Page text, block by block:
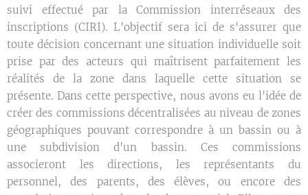
suivi effectué par la Commission interréseaux des
inscriptions (CIRI). L'objectif sera ici de s'assurer que
toute décision concernant une situation individuelle soit
prise par des acteurs qui maîtrisent parfaitement les
réalités de la zone dans laquelle cette situation se
présente. Dans cette perspective, nous avons eu l'idée de
créer des commissions décentralisées au niveau de zones
géographiques pouvant correspondre à un bassin ou à
une subdivision d'un bassin. Ces commissions
associeront les directions, les représentants du
personnel, des parents, des élèves, ou encore des